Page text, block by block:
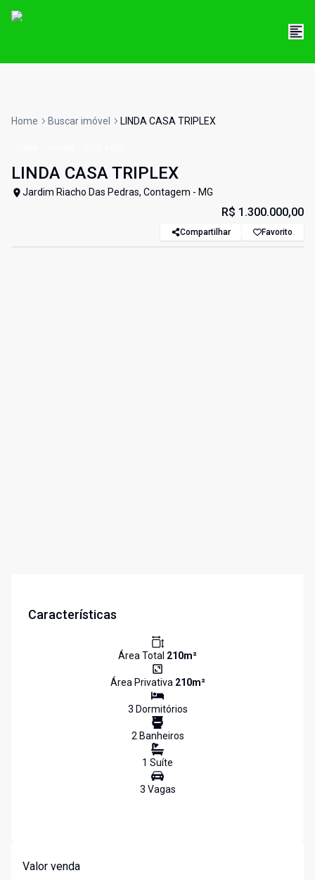
Home Buscar imóvel LINDA CASA TRIPLEX
LINDA CASA TRIPLEX
Jardim Riacho Das Pedras, Contagem - MG
R$ 1.300.000,00
Compartilhar Favorito
Características
Área Total 210m²
Área Privativa 210m²
3 Dormitórios
2Banheiros
1 Suíte
3 Vagas
Valor venda